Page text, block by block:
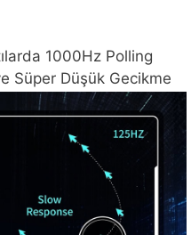
1000Hz Polling
Süper Düşük Gecikme